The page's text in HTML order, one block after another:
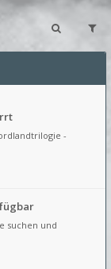
-
suchen und